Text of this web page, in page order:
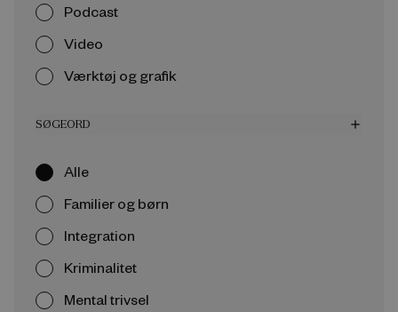
Podcast
Video
Værktøj og grafik
SØGEORD add
Alle
Familier og børn
Integration
Kriminalitet
Mental trivsel